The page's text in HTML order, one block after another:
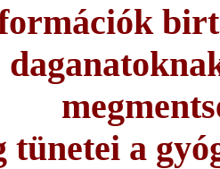
tünetei a